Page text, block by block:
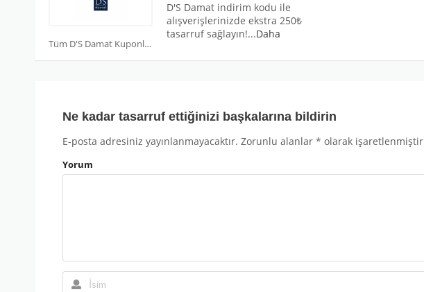
Tüm D'S Damat Kuponları
D'S Damat indirim kodu ile
alışverişlerinizde ekstra 250₺
tasarruf sağlayın!...Daha
Ne kadar tasarruf ettiğinizi başkalarına bildirin
E-posta adresiniz yayınlanmayacaktır. Zorunlu alanlar * olarak işaretlenmiştir
Yorum